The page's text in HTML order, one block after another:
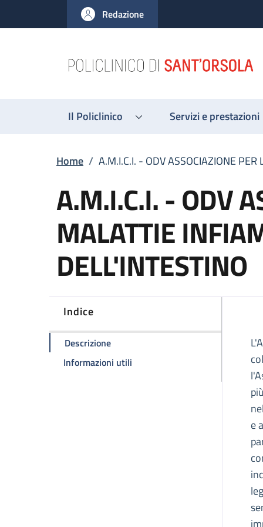
al contenuto principale
to footer content
Redazione
Il Policlinico Servizi e prestazioni
Briciole di pane
Home / A.M.I.C.I. - ODV ASSOCIAZIONE
A.M.I.C.I. - ODV
MALATTIE
DELL'INTESTINO
Indice
Descrizionedella pagina A.M.I.C.I. - ODV
Informazioni utili della pagina A.M.I.C.I. - ODV
e